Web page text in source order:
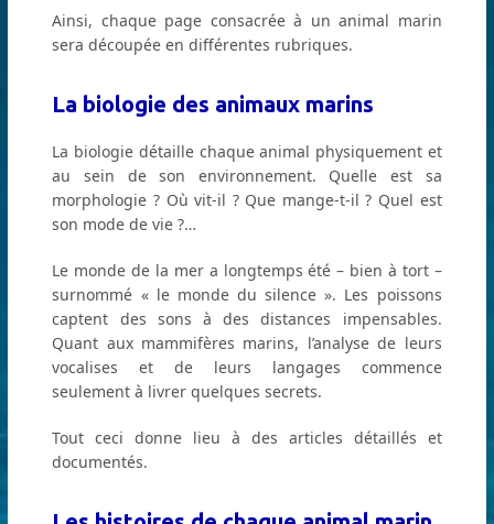
Ainsi, chaque page consacrée à un animal marin
sera découpée en différentes rubriques.
La biologie des animaux marins
La biologie détaille chaque animal physiquement et
au sein de son environnement. Quelle est sa
morphologie ? Où vit-il ? Que mange-t-il ? Quel est
son mode de vie ?…
Le monde de la mer a longtemps été – bien à tort –
surnommé « le monde du silence ». Les poissons
captent des sons à des distances impensables.
Quant aux mammifères marins, l’analyse de leurs
vocalises et de leurs langages commence
seulement à livrer quelques secrets.
Tout ceci donne lieu à des articles détaillés et
documentés.